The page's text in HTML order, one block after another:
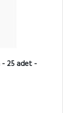
- 25 adet -